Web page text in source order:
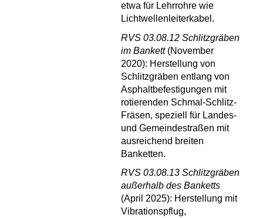
etwa für Lehrrohre wie
Lichtwellenleiterkabel.
RVS 03.08.12 Schlitzgräben
im Bankett(November
2020): Herstellung von
Schlitzgräben entlang von
Asphaltbefestigungen mit
rotierenden Schmal-Schlitz-
Fräsen, speziell für Landes-
und Gemeindestraßen mit
ausreichend breiten
Banketten.
RVS 03.08.13 Schlitzgräben
außerhalb des Banketts
(April 2025): Herstellung mit
Vibrationspflug,